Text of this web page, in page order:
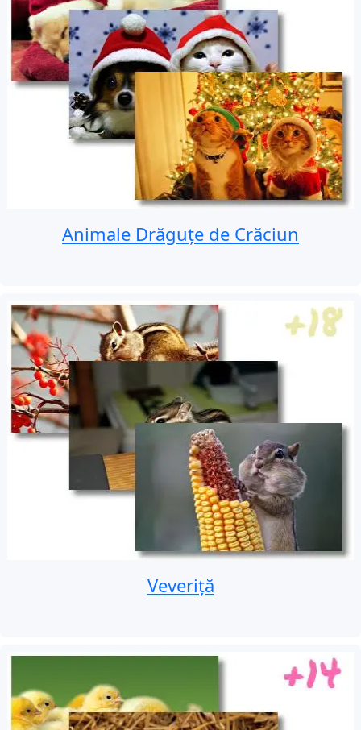
Animale Drăguțe de Crăciun
Veveriță